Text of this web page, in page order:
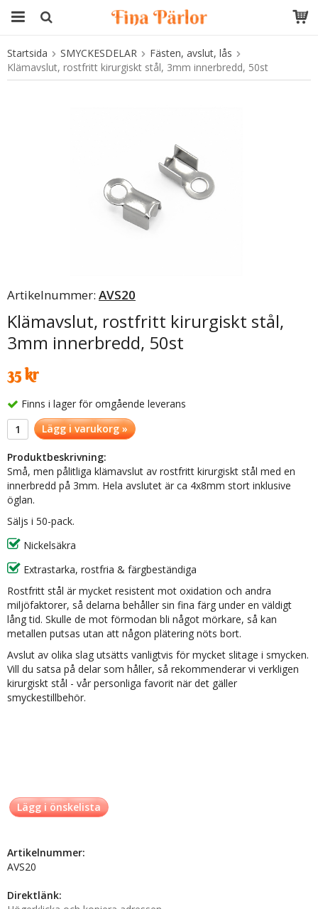
Produkten har blivit tillagd i varukorgen
Startsida SMYCKESDELAR
Fästen, avslut, lås
Klämavslut, rostfritt kirurgiskt stål, 3mm innerbredd, 50st
Artikelnummer: AVS20
Klämavslut, rostfritt kirurgiskt stål,
3mm innerbredd, 50st
35 kr
Finns i lager för omgående leverans
Lägg i varukorg »
Produktbeskrivning:
Små, men pålitliga klämavslut av rostfritt kirurgiskt stål med en
innerbredd på 3mm. Hela avslutet är ca 4x8mm stort inklusive
öglan.
Säljs i 50-pack.
Nickelsäkra
Extrastarka, rostfria & färgbeständiga
Rostfritt stål är mycket resistent mot oxidation och andra
miljöfaktorer, så delarna behåller sin fina färg under en väldigt
lång tid. Skulle de mot förmodan bli något mörkare, så kan
metallen putsas utan att någon plätering nöts bort.
Avslut av olika slag utsätts vanligtvis för mycket slitage i smycken.
Vill du satsa på delar som håller, så rekommenderar vi verkligen
kirurgiskt stål - vår personliga favorit när det gäller
smyckestillbehör.
Lägg i önskelista
Artikelnummer:
AVS20
Direktlänk: